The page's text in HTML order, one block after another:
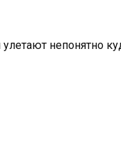
непонятно